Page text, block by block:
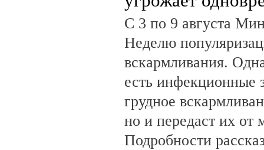
С 3 по 9 августа
Неделю
вскармливания.
есть инфекционные
грудное
но и передаст их от
Подробности